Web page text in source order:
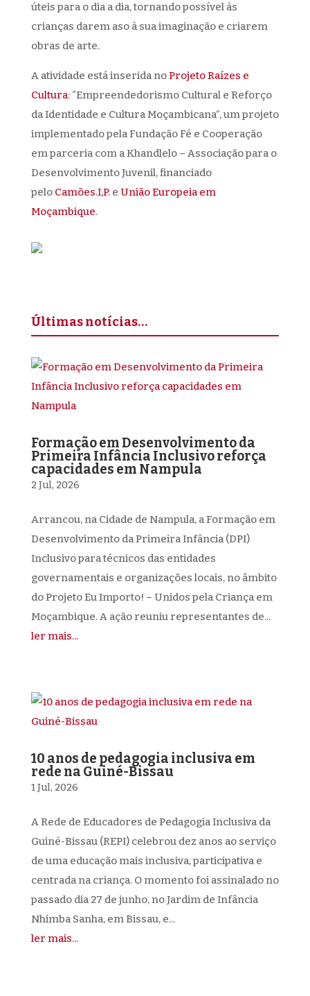
úteis para o dia a dia, tornando possível às
crianças darem aso à sua imaginação e criarem
obras de arte.
A atividade está inserida noProjeto Raízes e
Cultura: “Empreendedorismo Cultural e Reforço
da Identidade e Cultura Moçambicana”, um projeto
implementado pela Fundação Fé e Cooperação
em parceria com a Khandlelo – Associação para o
Desenvolvimento Juvenil, financiado
pelo Camões.I,P.e União Europeia em
Moçambique.
Últimas notícias…
Formação em Desenvolvimento da
Primeira Infância Inclusivo reforça
capacidades em Nampula
2 Jul, 2026
Arrancou, na Cidade de Nampula, a Formação em
Desenvolvimento da Primeira Infância (DPI)
Inclusivo para técnicos das entidades
governamentais e organizações locais, no âmbito
do Projeto Eu Importo! – Unidos pela Criança em
Moçambique. A ação reuniu representantes de...
ler mais...
10 anos de pedagogia inclusiva em
rede na Guiné-Bissau
1 Jul, 2026
A Rede de Educadores de Pedagogia Inclusiva da
Guiné-Bissau (REPI) celebrou dez anos ao serviço
de uma educação mais inclusiva, participativa e
centrada na criança. O momento foi assinalado no
passado dia 27 de junho, no Jardim de Infância
Nhimba Sanha, em Bissau, e...
ler mais...